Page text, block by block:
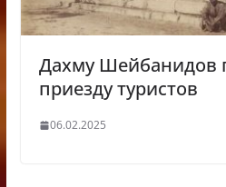
Дахму Шейбанидов
приезду туристов
06.02.2025